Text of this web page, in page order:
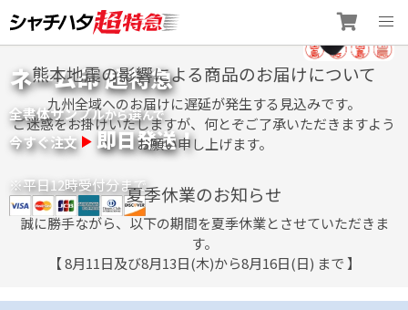
to
content
ネーム印 超特急
全書体サンプルから選んで
今すぐ注文 即日発送！
※平日12時受付分まで
熊本地震の影響による商品のお届けについて
九州全域へのお届けに遅延が発生する見込みです。
ご迷惑をお掛けいたしますが、何とぞご了承いただきますよう
お願い申し上げます。
夏季休業のお知らせ
誠に勝手ながら、以下の期間を夏季休業とさせていただきま
す。
【 8月11日及び8月13日(木)から8月16日(日) まで 】